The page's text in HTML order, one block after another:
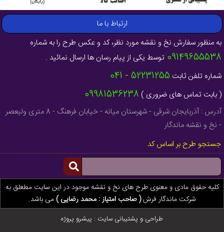
ارتباط با ما
به منظور سفارش نخ و نقشه مورد نظر، کد و عکس طرح را به شماره
09149655538 توسط یکی از پیام رسان ها ارسال نمائید .
شماره تلفن ثابت 52231255 - 041
( بابت تماس های ضروری ) 09981536238
آدرس : آذربایجان شرقی - شهرستان میانه - خیابان فرهنگ - 8 متری ولیعصر
- نخ و نقشه ماندگار
جستجو طرح بر اساس کد
کلیه حقوق مادی و معنوی طرح های نخ و نقشه موجود در این سایت مطعلق به
شرکت ماندگار فرش( صاحب امتیاز : محمد رضایی )می باشد.
طراحی و پشتیبانی سایت : پیشرو پروژه